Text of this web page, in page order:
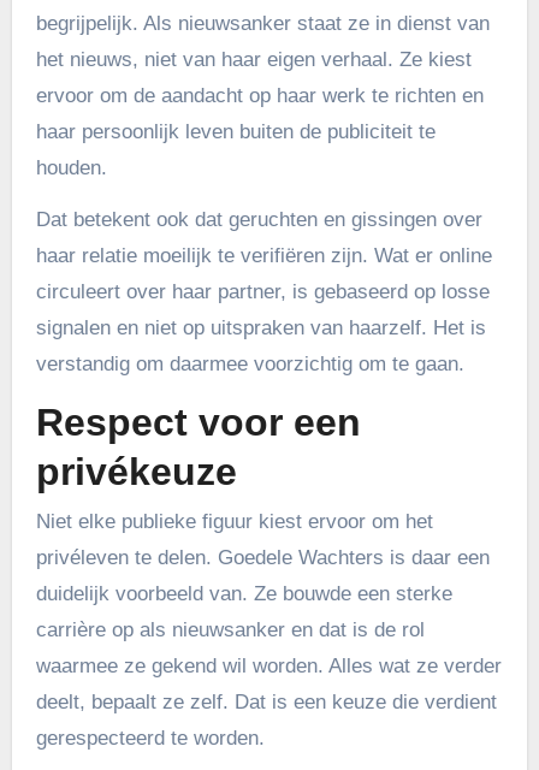
begrijpelijk. Als nieuwsanker staat ze in dienst van
het nieuws, niet van haar eigen verhaal. Ze kiest
ervoor om de aandacht op haar werk te richten en
haar persoonlijk leven buiten de publiciteit te
houden.
Dat betekent ook dat geruchten en gissingen over
haar relatie moeilijk te verifiëren zijn. Wat er online
circuleert over haar partner, is gebaseerd op losse
signalen en niet op uitspraken van haarzelf. Het is
verstandig om daarmee voorzichtig om te gaan.
Respect voor een
privékeuze
Niet elke publieke figuur kiest ervoor om het
privéleven te delen. Goedele Wachters is daar een
duidelijk voorbeeld van. Ze bouwde een sterke
carrière op als nieuwsanker en dat is de rol
waarmee ze gekend wil worden. Alles wat ze verder
deelt, bepaalt ze zelf. Dat is een keuze die verdient
gerespecteerd te worden.